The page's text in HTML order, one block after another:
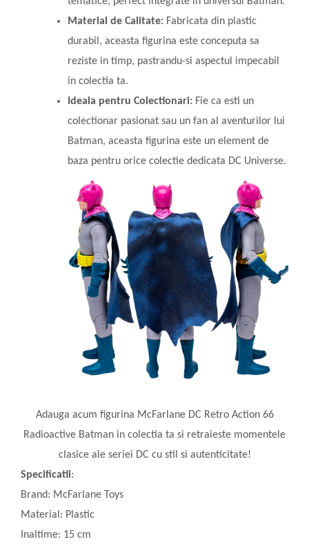
Material de Calitate: Fabricata din plastic
durabil, aceasta figurina este conceputa sa
reziste in timp, pastrandu-si aspectul impecabil
in colectia ta.
Ideala pentru Colectionari: Fie ca esti un
colectionar pasionat sau un fan al aventurilor lui
Batman, aceasta figurina este un element de
baza pentru orice colectie dedicata DC Universe.
Adauga acum figurina McFarlane DC Retro Action 66
Radioactive Batman in colectia ta si retraieste momentele
clasice ale seriei DC cu stil si autenticitate!
Specificatii:
Brand: McFarlane Toys
Material: Plastic
Inaltime: 15 cm